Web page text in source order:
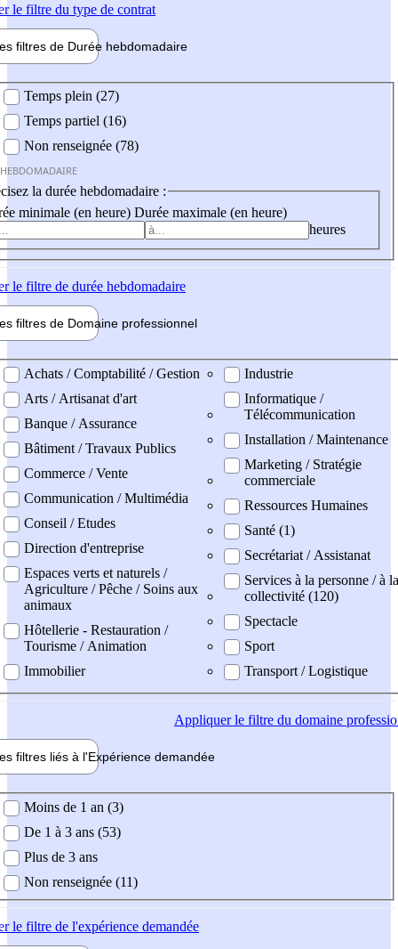
le filtre du type de contrat
filtres de Durée hebdomadaire
Temps plein (27)
Temps partiel (16)
Non renseignée (78)
la durée hebdomadaire :
minimale (en heure) Durée maximale (en heure)
heures
le filtre de durée hebdomadaire
filtres de Domaine professionnel
professionel
Achats / Comptabilité / Gestion
Arts / Artisanat d'art
Banque / Assurance
Bâtiment / Travaux Publics
Commerce / Vente
Communication / Multimédia
Conseil / Etudes
Direction d'entreprise
Espaces verts et naturels /
Agriculture / Pêche / Soins aux
animaux
Hôtellerie - Restauration /
Tourisme / Animation
Immobilier
Industrie
Informatique /
Télécommunication
Installation / Maintenance
Marketing / Stratégie
commerciale
Ressources Humaines
Santé (1)
Secrétariat / Assistanat
Services à la personne / à la
collectivité (120)
Spectacle
Sport
Transport / Logistique
Appliquerle filtre du domaine
filtres liés à l'Expérience demandée
demandée
Moins de 1 an (3)
De 1 à 3 ans (53)
Plus de 3 ans
Non renseignée (11)
le filtre de l'expérience demandée